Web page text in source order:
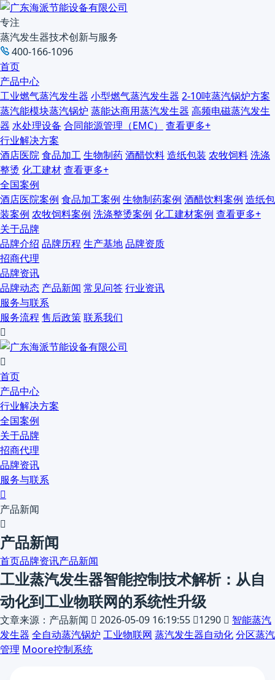
专注
蒸汽发生器技术创新与服务
400-166-1096
首页
产品中心
工业燃气蒸汽发生器 小型燃气蒸汽发生器 2-10吨蒸汽锅炉方案
蒸汽能模块蒸汽锅炉 蒸能达商用蒸汽发生器 高频电磁蒸汽发生
器 水处理设备 合同能源管理（EMC）
查看更多+
行业解决方案
酒店医院食品加工生物制药酒醋饮料造纸包装 农牧饲料洗涤
整烫 化工建材查看更多+
全国案例
酒店医院案例 食品加工案例 生物制药案例 酒醋饮料案例 造纸包
装案例 农牧饲料案例 洗涤整烫案例 化工建材案例 查看更多+
关于品牌
品牌介绍 品牌历程 生产基地品牌资质
招商代理
品牌资讯
品牌动态 产品新闻 常见问答行业资讯
服务与联系
服务流程 售后政策联系我们


首页
产品中心
行业解决方案
全国案例
关于品牌
招商代理
品牌资讯
服务与联系

产品新闻

产品新闻
首页品牌资讯产品新闻
工业蒸汽发生器智能控制技术解析：从自
动化到工业物联网的系统性升级
文章来源：产品新闻  2026-05-09 16:19:55 1290  智能蒸汽
发生器 全自动蒸汽锅炉 工业物联网 蒸汽发生器自动化分区蒸汽
管理 Moore控制系统